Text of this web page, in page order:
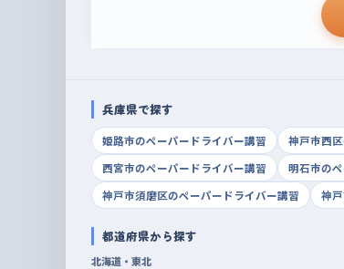
兵庫県で探す
姫路市のペーパードライバー講習 神戸市西
西宮市のペーパードライバー講習
明石市の
神戸市須磨区のペーパードライバー講習
神
都道府県から探す
北海道・東北